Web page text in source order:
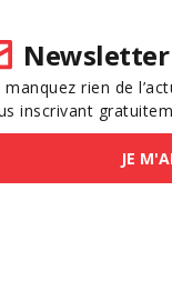
Newsletter
manquez rien de
inscrivant
JE